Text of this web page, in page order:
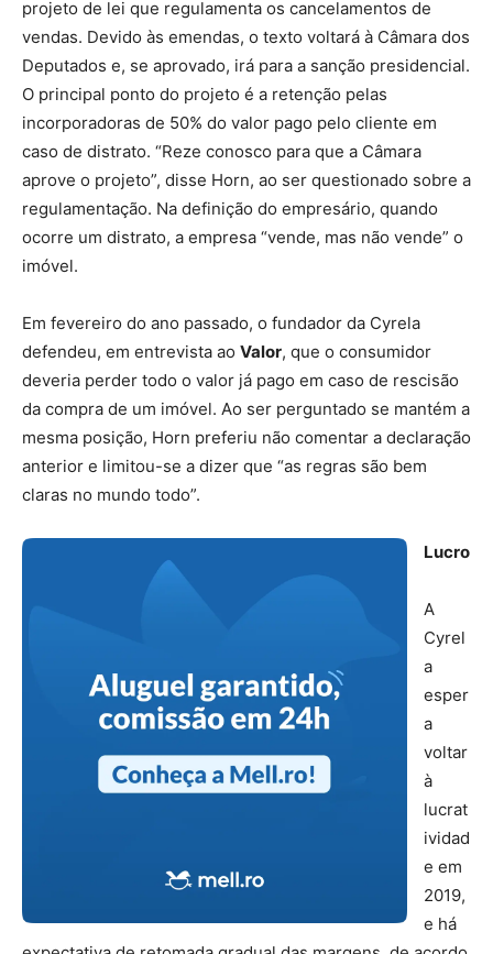
projeto de lei que regulamenta os cancelamentos de
vendas. Devido às emendas, o texto voltará à Câmara dos
Deputados e, se aprovado, irá para a sanção presidencial.
O principal ponto do projeto é a retenção pelas
incorporadoras de 50% do valor pago pelo cliente em
caso de distrato. “Reze conosco para que a Câmara
aprove o projeto”, disse Horn, ao ser questionado sobre a
regulamentação. Na definição do empresário, quando
ocorre um distrato, a empresa “vende, mas não vende” o
imóvel.
Em fevereiro do ano passado, o fundador da Cyrela
defendeu, em entrevista ao Valor, que o consumidor
deveria perder todo o valor já pago em caso de rescisão
da compra de um imóvel. Ao ser perguntado se mantém a
mesma posição, Horn preferiu não comentar a declaração
anterior e limitou-se a dizer que “as regras são bem
claras no mundo todo”.
Lucro
A
Cyrel
a
esper
a
voltar
à
lucrat
ividad
e em
2019,
e há